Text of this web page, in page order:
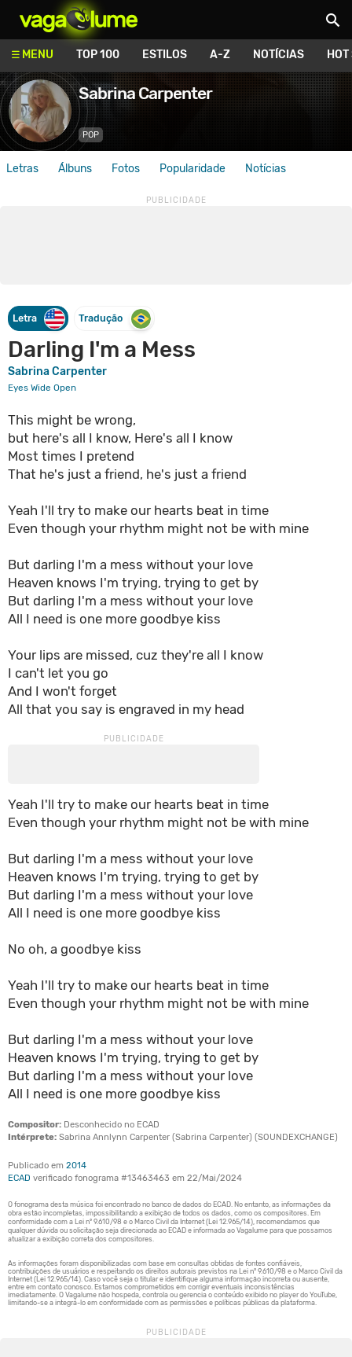
MENU TOP 100 ESTILOS A-Z NOTÍCIAS
Sabrina Carpenter
POP
Letras Álbuns Fotos Popularidade Notícias
Letra Tradução
Darling I'm a Mess
Sabrina Carpenter
Eyes Wide Open
This might be wrong,
but here's all I know, Here's all I know
Most times I pretend
That he's just a friend, he's just a friend
Yeah I'll try to make our hearts beat in time
Even though your rhythm might not be with mine
But darling I'm a mess without your love
Heaven knows I'm trying, trying to get by
But darling I'm a mess without your love
All I need is one more goodbye kiss
Your lips are missed, cuz they're all I know
I can't let you go
And I won't forget
All that you say is engraved in my head
Yeah I'll try to make our hearts beat in time
Even though your rhythm might not be with mine
But darling I'm a mess without your love
Heaven knows I'm trying, trying to get by
But darling I'm a mess without your love
All I need is one more goodbye kiss
No oh, a goodbye kiss
Yeah I'll try to make our hearts beat in time
Even though your rhythm might not be with mine
But darling I'm a mess without your love
Heaven knows I'm trying, trying to get by
But darling I'm a mess without your love
All I need is one more goodbye kiss
Compositor: Desconhecido no ECAD
Intérprete: Sabrina Annlynn Carpenter (Sabrina Carpenter) (SOUNDEXCHANGE)
Publicado em 2014
ECAD verificado fonograma #13463463 em 22/Mai/2024